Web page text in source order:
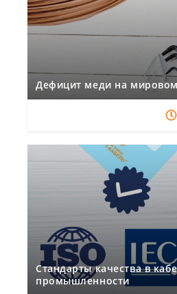
Дефицит меди на
Стандарты качества в
промышленности